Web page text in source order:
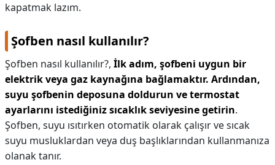
kapatmak lazım.
Şofben nasıl kullanılır?
Şofben nasıl kullanılır?, İlk adım, şofbeni uygun bir
elektrik veya gaz kaynağına bağlamaktır. Ardından,
suyu şofbenin deposuna doldurun ve termostat
ayarlarını istediğiniz sıcaklık seviyesine getirin.
Şofben, suyu ısıtırken otomatik olarak çalışır ve sıcak
suyu musluklardan veya duş başlıklarından kullanmanıza
olanak tanır.